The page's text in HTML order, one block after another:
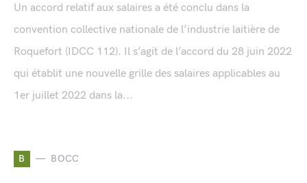
Un accord relatif aux salaires a été conclu dans la
convention collective nationale de l’industrie laitière de
Roquefort (IDCC 112). Il s’agit de l’accord du 28 juin 2022
qui établit une nouvelle grille des salaires applicables au
1er juillet 2022 dans la...
B BOCC